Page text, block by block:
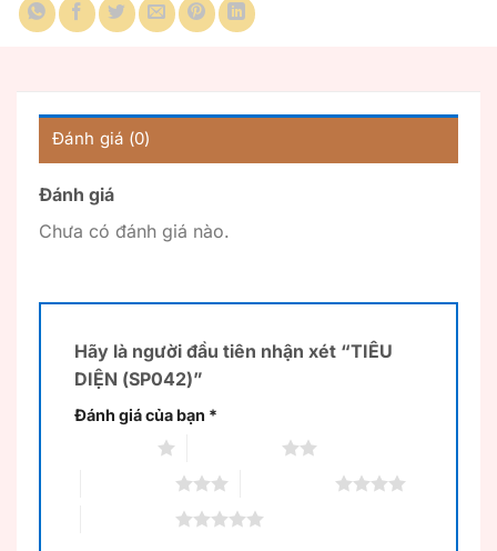
Đánh giá (0)
Đánh giá
Chưa có đánh giá nào.
Hãy là người đầu tiên nhận xét “TIÊU
DIỆN (SP042)”
Đánh giá của bạn *